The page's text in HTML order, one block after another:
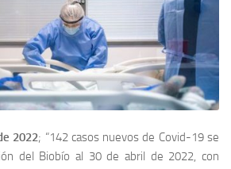
2022; “142 casos nuevos de Covid-19 se
del Biobío al 30 de abril de 2022, con